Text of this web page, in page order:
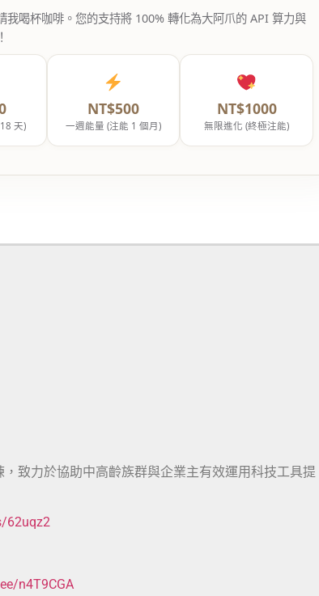
喝杯咖啡。您的支持將 100% 轉化為大阿爪的 API 算力與
天)
NT$500
一週能量 (注能 1 個月)
NT$1000
無限進化 (終極注能)
致力於協助中高齡族群與企業主有效運用科技工具提
62uqz2
n4T9CGA